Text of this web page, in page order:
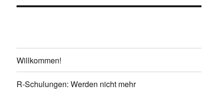
Willkommen!
R-Schulungen: Werden nicht mehr